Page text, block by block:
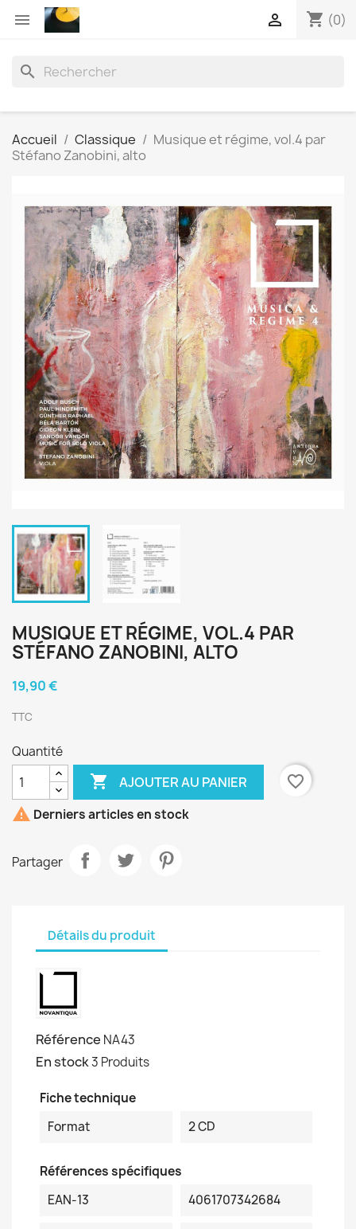
 shopping_cart (0)

search
Accueil Classique
Musique et régime, vol.4 par
Stéfano Zanobini, alto
MUSIQUE ET RÉGIME, VOL.4 PAR
STÉFANO ZANOBINI, ALTO
19,90 €
TTC
Quantité
 AJOUTER AU PANIER
favorite_border
 Derniers articles en stock
Partager
Détails du produit
Référence NA43
En stock3 Produits
Fiche technique
Format
2 CD
Références spécifiques
EAN-13
4061707342684